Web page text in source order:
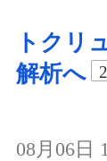
トクリ
解析へ
08月06日